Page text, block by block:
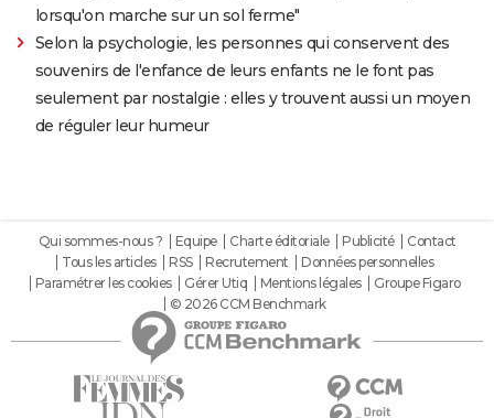
lorsqu'on marche sur un sol ferme"
Selon la psychologie, les personnes qui conservent des
souvenirs de l'enfance de leurs enfants ne le font pas
seulement par nostalgie : elles y trouvent aussi un moyen
de réguler leur humeur
Qui sommes-nous ? Equipe Charte éditoriale Publicité
Contact
Tous les articles
RSS Recrutement
Données personnelles
Paramétrer les cookies
Gérer Utiq Mentions légales
Groupe Figaro
© 2026 CCM Benchmark